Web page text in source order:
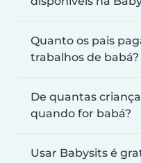
Quanto os pais
trabalhos de babá?
De quantas
quando for babá?
Usar Babysits é